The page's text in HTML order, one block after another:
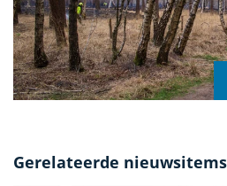
Gerelateerde nieuwsitems